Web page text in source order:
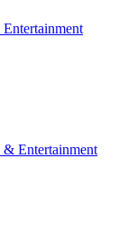
Entertainment